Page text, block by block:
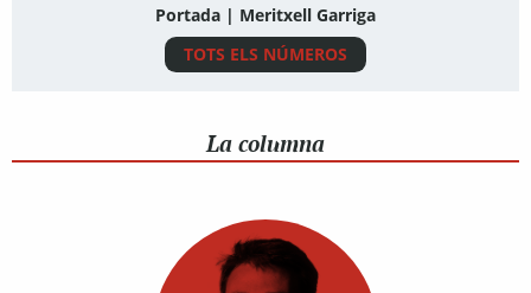
Portada | Meritxell Garriga
TOTS ELS NÚMEROS
La columna